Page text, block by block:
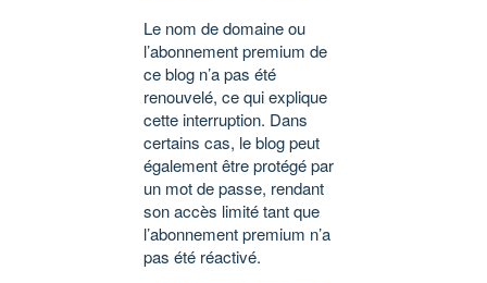
Le nom de domaine ou
l’abonnement premium de
ce blog n’a pas été
renouvelé, ce qui explique
cette interruption. Dans
certains cas, le blog peut
également être protégé par
un mot de passe, rendant
son accès limité tant que
l’abonnement premium n’a
pas été réactivé.